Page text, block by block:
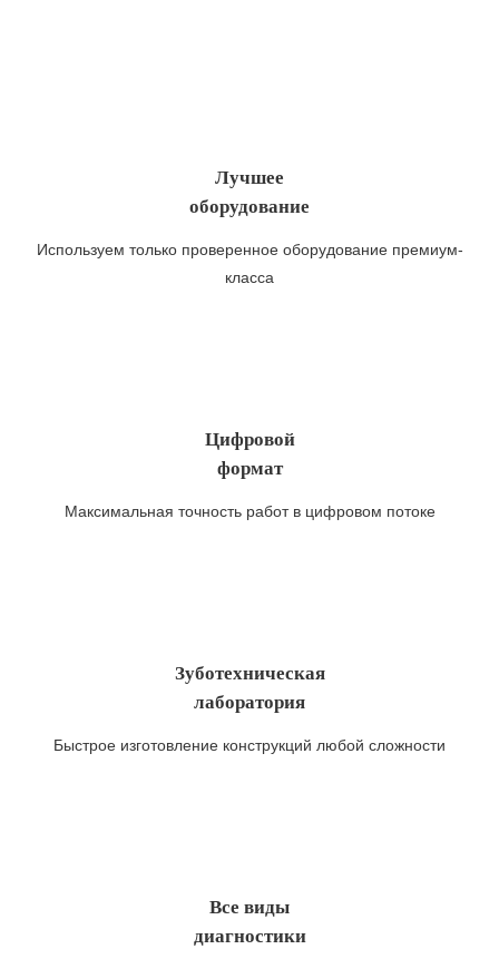
Лучшее
оборудование
Используем только проверенное оборудование премиум-
класса
Цифровой
формат
Максимальная точность работ в цифровом потоке
Зуботехническая
лаборатория
Быстрое изготовление конструкций любой сложности
Все виды
диагностики